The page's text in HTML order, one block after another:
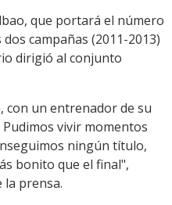
que portará el número
campañas (2011-2013)
dirigió al conjunto
con un entrenador de su
vivir momentos
ningún título,
bonito que el final",
la prensa.